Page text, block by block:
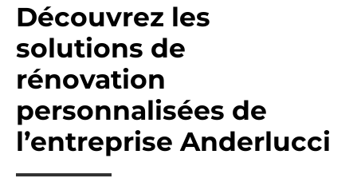
Découvrez les
solutions de
rénovation
personnalisées de
l’entreprise Anderlucci